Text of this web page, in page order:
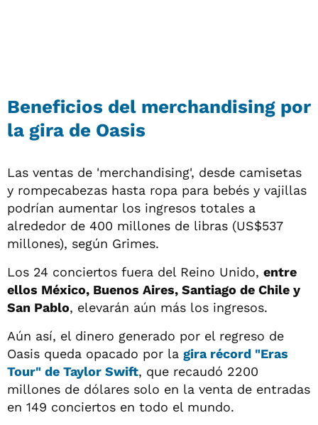
Beneficios del merchandising por
la gira de Oasis
Las ventas de 'merchandising', desde camisetas
y rompecabezas hasta ropa para bebés y vajillas
podrían aumentar los ingresos totales a
alrededor de 400 millones de libras (US$537
millones), según Grimes.
Los 24 conciertos fuera del Reino Unido, entre
ellos México, Buenos Aires, Santiago de Chile y
San Pablo, elevarán aún más los ingresos.
Aún así, el dinero generado por el regreso de
Oasis queda opacado por la gira récord "Eras
Tour" de Taylor Swift, que recaudó 2200
millones de dólares solo en la venta de entradas
en 149 conciertos en todo el mundo.